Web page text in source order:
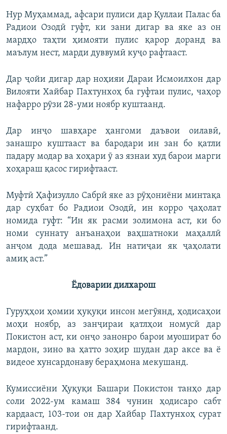
Нур Муҳаммад, афсари пулиси дар Қуллаи Палас ба
Радиои Озодӣ гуфт, ки зани дигар ва яке аз он
мардҳо таҳти ҳимояти пулис қарор доранд ва
маълум нест, марди дуввумӣ куҷо рафтааст.
Дар ҷойи дигар дар ноҳияи Дараи Исмоилхон дар
Вилояти Хайбар Пахтунхоҳ ба гуфтаи пулис, чаҳор
нафарро рӯзи 28-уми ноябр куштаанд.
Дар инҷо шавҳаре ҳангоми даъвои оилавӣ,
занашро куштааст ва бародари ин зан бо қатли
падару модар ва хоҳари ӯ аз язнаи худ барои марги
хоҳараш қасос гирифтааст.
Муфтӣ Ҳафизулло Сабрӣ яке аз рӯҳониёни минтақа
дар суҳбат бо Радиои Озодӣ, ин корро ҷаҳолат
номида гуфт: “Ин як расми золимона аст, ки бо
номи суннату анъанаҳои ваҳшатноки маҳаллӣ
анҷом дода мешавад. Ин натиҷаи як ҷаҳолати
амиқ аст.”
Ёдоварии дилхарош
Гуруҳҳои ҳомии ҳуқуқи инсон мегӯянд, ҳодисаҳои
моҳи ноябр, аз занҷираи қатлҳои номусӣ дар
Покистон аст, ки онҷо занонро барои муошират бо
мардон, зино ва ҳатто зоҳир шудан дар аксе ва ё
видеое хунсардонаву бераҳмона мекушанд.
Кумиссиёни Ҳуқуқи Башари Покистон танҳо дар
соли 2022-ум камаш 384 чунин ҳодисаро сабт
кардааст, 103-тои он дар Хайбар Пахтунхоҳ сурат
гирифтаанд.